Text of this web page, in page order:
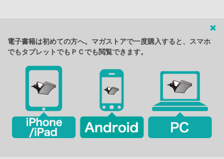
電子書籍は初めての方へ。マガストアで一度購入すると、スマホ
でもタブレットでもＰＣでも閲覧できます。